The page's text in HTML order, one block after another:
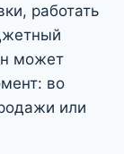
работать
может
во
или